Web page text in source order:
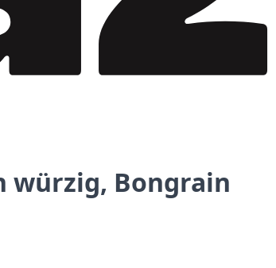
würzig, Bongrain